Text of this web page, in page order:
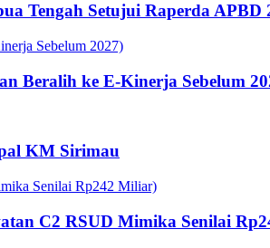
Tengah Setujui Raperda APBD
Beralih ke E-Kinerja Sebelum
KM Sirimau
C2 RSUD Mimika Senilai